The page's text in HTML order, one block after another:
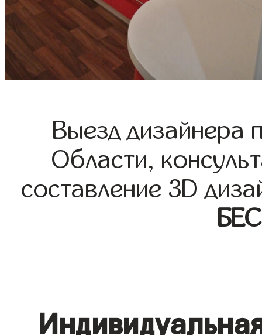
Выезд дизайнера
Области,
составление 3D